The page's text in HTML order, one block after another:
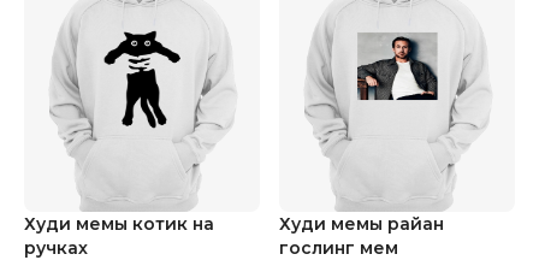
Худи мемы котик на
ручках
Худи мемы райан
гослинг мем